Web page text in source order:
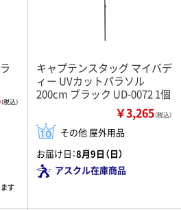
す
キャプテンスタッグ マイバデ
ィー UVカットパラソル
200cm ブラック UD-0072 1個
￥3,265（税込）
その他 屋外用品
お届け日：8月9日（日）
アスクル在庫商品